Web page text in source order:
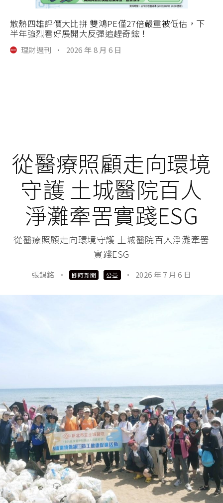
散熱四雄評價大比拼 雙鴻PE僅27倍嚴重被低估，下
半年強烈看好展開大反彈追趕奇鋐！
理財週刊 · 2026 年 8 月 6 日
從醫療照顧走向環境
守護 土城醫院百人
淨灘牽罟實踐ESG
從醫療照顧走向環境守護 土城醫院百人淨灘牽罟
實踐ESG
張錫銘 · 即時新聞 公益 · 2026 年 7 月 6 日